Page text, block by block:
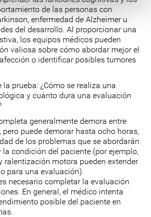
de las personas con
enfermedad de Alzheimer u
del desarrollo. Al proporcionar una
los equipos médicos pueden
valiosa sobre cómo abordar mejor el
o identificar posibles tumores
prueba: ¿Cómo se realiza una
y cuánto dura una evaluación
generalmente demora entre
pero puede demorar hasta ocho horas,
de los problemas que se abordarán
la condición del paciente (por ejemplo,
ralentización motora pueden extender
para una evaluación).
necesario completar la evaluación
En general, el médico intenta
posible del paciente en